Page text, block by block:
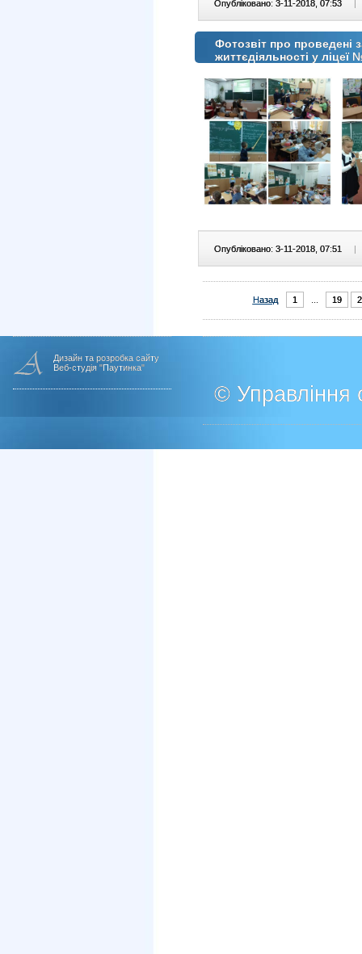
Опубліковано: 3-11-2018, 07:53 |
Фотозвіт про проведені
життєдіяльності у ліцеї
Опубліковано: 3-11-2018, 07:51 |
Назад 1 19
Дизайн та розробка сайту
Веб-студія "Паутинка"
© Управління